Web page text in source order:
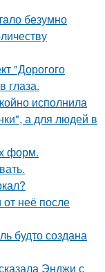
безумно
"Дорогого
глаза.
исполнила
а для людей в
форм.
неё после
будто создана
Энджи с